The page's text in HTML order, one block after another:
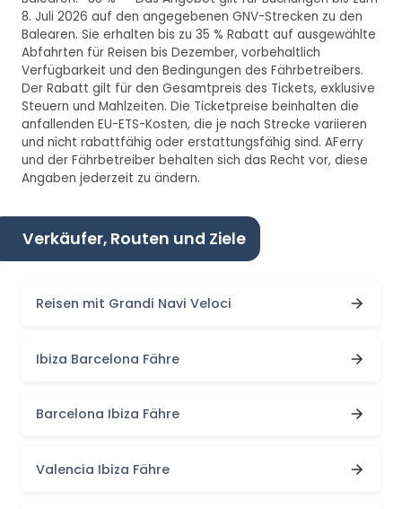
8. Juli 2026 auf den angegebenen GNV-Strecken zu den
Balearen. Sie erhalten bis zu 35 % Rabatt auf ausgewählte
Abfahrten für Reisen bis Dezember, vorbehaltlich
Verfügbarkeit und den Bedingungen des Fährbetreibers.
Der Rabatt gilt für den Gesamtpreis des Tickets, exklusive
Steuern und Mahlzeiten. Die Ticketpreise beinhalten die
anfallenden EU-ETS-Kosten, die je nach Strecke variieren
und nicht rabattfähig oder erstattungsfähig sind. AFerry
und der Fährbetreiber behalten sich das Recht vor, diese
Angaben jederzeit zu ändern.
Verkäufer, Routen und Ziele
Reisen mit Grandi Navi Veloci
Ibiza Barcelona Fähre
Barcelona Ibiza Fähre
Valencia Ibiza Fähre